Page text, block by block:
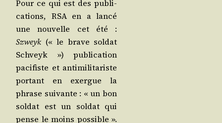
Pour ce qui est des publi­
ca­tions, RSA en a lan­cé
une nou­velle cet été :
Szweyk (« le brave sol­dat
Schveyk ») publi­ca­tion
paci­fiste et anti­mi­li­ta­riste
por­tant en exergue la
phrase sui­vante : « un bon
sol­dat est un sol­dat qui
pense le moins pos­sible ».